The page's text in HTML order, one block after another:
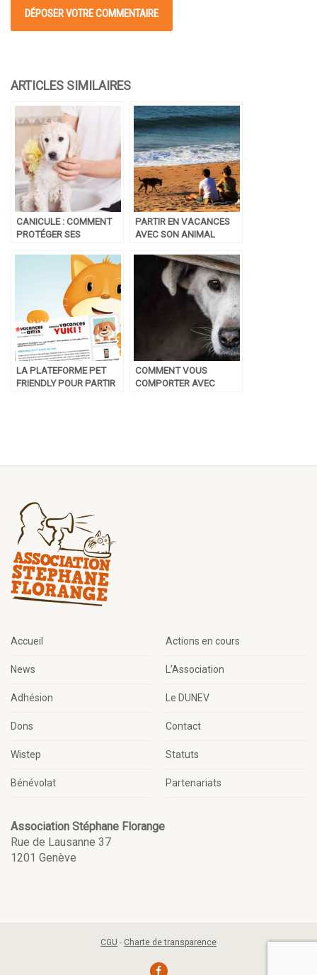
CANICULE : COMMENT
PROTÉGER SES
COMPAGNIE DE LA
PARTIR EN VACANCES
AVEC SON ANIMAL
LA PLATEFORME PET
FRIENDLY POUR PARTIR
COMMENT VOUS
COMPORTER AVEC
Accueil Actions en cours
News L’Association
Adhésion Le DUNEV
Dons Contact
Wistep Statuts
Bénévolat Partenariats
Association Stéphane Florange
Rue de Lausanne 37
1201 Genève
CGU - Charte de transparence